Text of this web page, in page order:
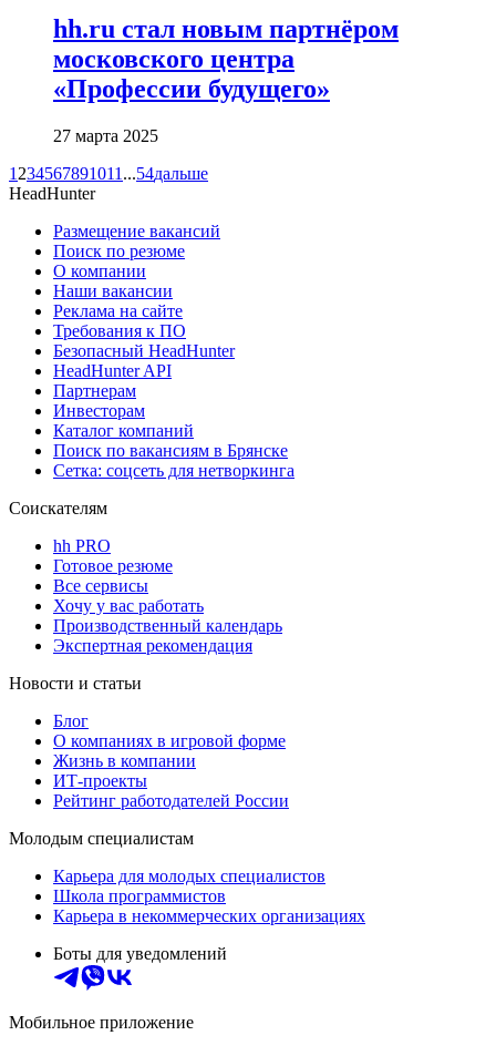
hh.ru стал новым партнёром
московского центра
«Профессии будущего»
27 марта 2025
1 234567891011 ...54дальше
HeadHunter
Размещение вакансий
Поиск по резюме
О компании
Наши вакансии
Реклама на сайте
Требования к ПО
Безопасный HeadHunter
HeadHunter API
Партнерам
Инвесторам
Каталог компаний
Поиск по вакансиям в Брянске
Сетка: соцсеть для нетворкинга
Соискателям
hh PRO
Готовое резюме
Все сервисы
Хочу у вас работать
Производственный календарь
Экспертная рекомендация
Новости и статьи
Блог
О компаниях в игровой форме
Жизнь в компании
ИТ-проекты
Рейтинг работодателей России
Молодым специалистам
Карьера для молодых специалистов
Школа программистов
Карьера в некоммерческих организациях
Боты для уведомлений
Мобильное приложение